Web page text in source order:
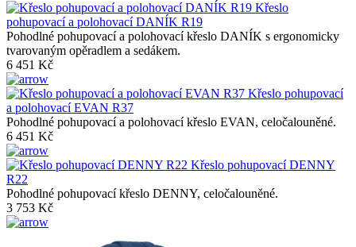
Křeslo
pohupovací a polohovací DANÍK R19
Pohodlné pohupovací a polohovací křeslo DANÍK s ergonomicky
tvarovaným opěradlem a sedákem.
6 451 Kč
Křeslo pohupovací
a polohovací EVAN R37
Pohodlné pohupovací a polohovací křeslo EVAN, celočalouněné.
6 451 Kč
Křeslo pohupovací DENNY
R22
Pohodlné pohupovací křeslo DENNY, celočalouněné.
3 753 Kč